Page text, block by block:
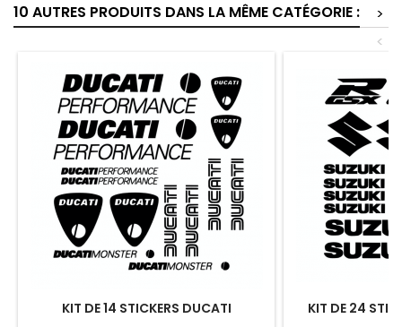
10 AUTRES PRODUITS DANS LA MÊME CATÉGORIE :
>
<
KIT DE 14 STICKERS DUCATI KIT DE 24